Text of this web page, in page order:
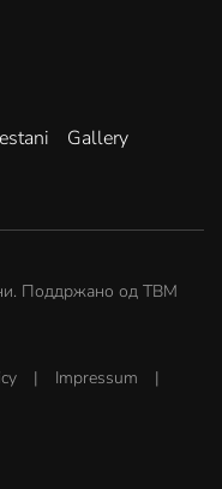
Gallery
Поддржано од ТВМ
| Impressum |